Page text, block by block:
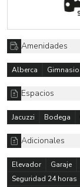
Amenidades
Alberca Gimnasio
Espacios
Jacuzzi Bodega
Adicionales
Elevador Garaje
Seguridad 24 horas